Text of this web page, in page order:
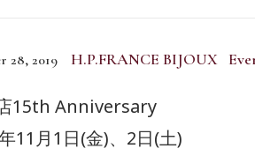
28, 2019 H.P.FRANCE BIJOUX
15th Anniversary
11月1日(金)、2日(土)